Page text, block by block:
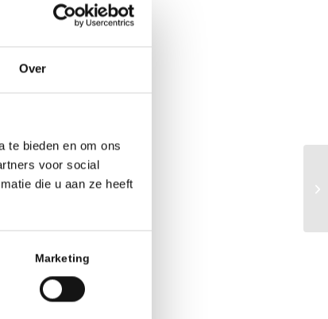
Over
te bieden en om ons
voor social
die u aan ze heeft
Marketing
er in Utrecht.
Trump’ of
vrijwilliger
valt er van
en alle
in de bus.
melden aan